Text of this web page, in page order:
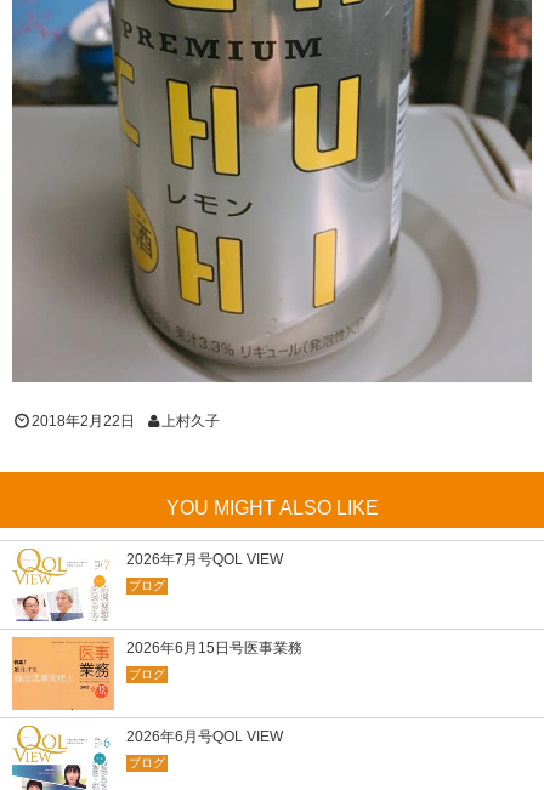
2018年2月22日 上村久子
YOU MIGHT ALSO LIKE
2026年7月号QOL VIEW
ブログ
2026年6月15日号医事業務
ブログ
2026年6月号QOL VIEW
ブログ